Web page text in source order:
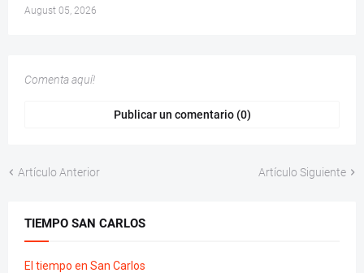
August 05, 2026
Comenta aquí!
Publicar un comentario (0)
Artículo Anterior Artículo Siguiente
TIEMPO SAN CARLOS
El tiempo en San Carlos